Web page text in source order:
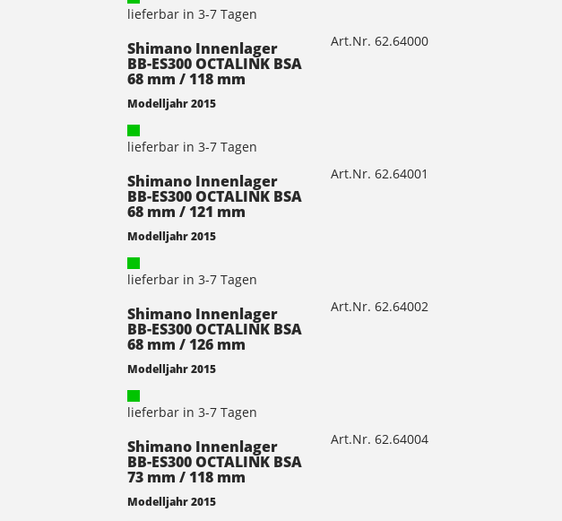
lieferbar in 3-7 Tagen
Shimano Innenlager
BB-ES300 OCTALINK BSA
68 mm / 118 mm
Modelljahr 2015
lieferbar in 3-7 Tagen
Art.Nr. 62.64000
Shimano Innenlager
BB-ES300 OCTALINK BSA
68 mm / 121 mm
Modelljahr 2015
lieferbar in 3-7 Tagen
Art.Nr. 62.64001
Shimano Innenlager
BB-ES300 OCTALINK BSA
68 mm / 126 mm
Modelljahr 2015
lieferbar in 3-7 Tagen
Art.Nr. 62.64002
Shimano Innenlager
BB-ES300 OCTALINK BSA
73 mm / 118 mm
Modelljahr 2015
Art.Nr. 62.64004